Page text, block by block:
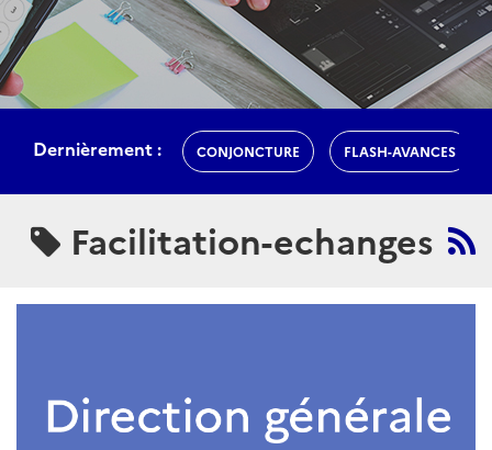
Dernièrement : CONJONCTURE FLASH-AVANCES
Facilitation-echanges